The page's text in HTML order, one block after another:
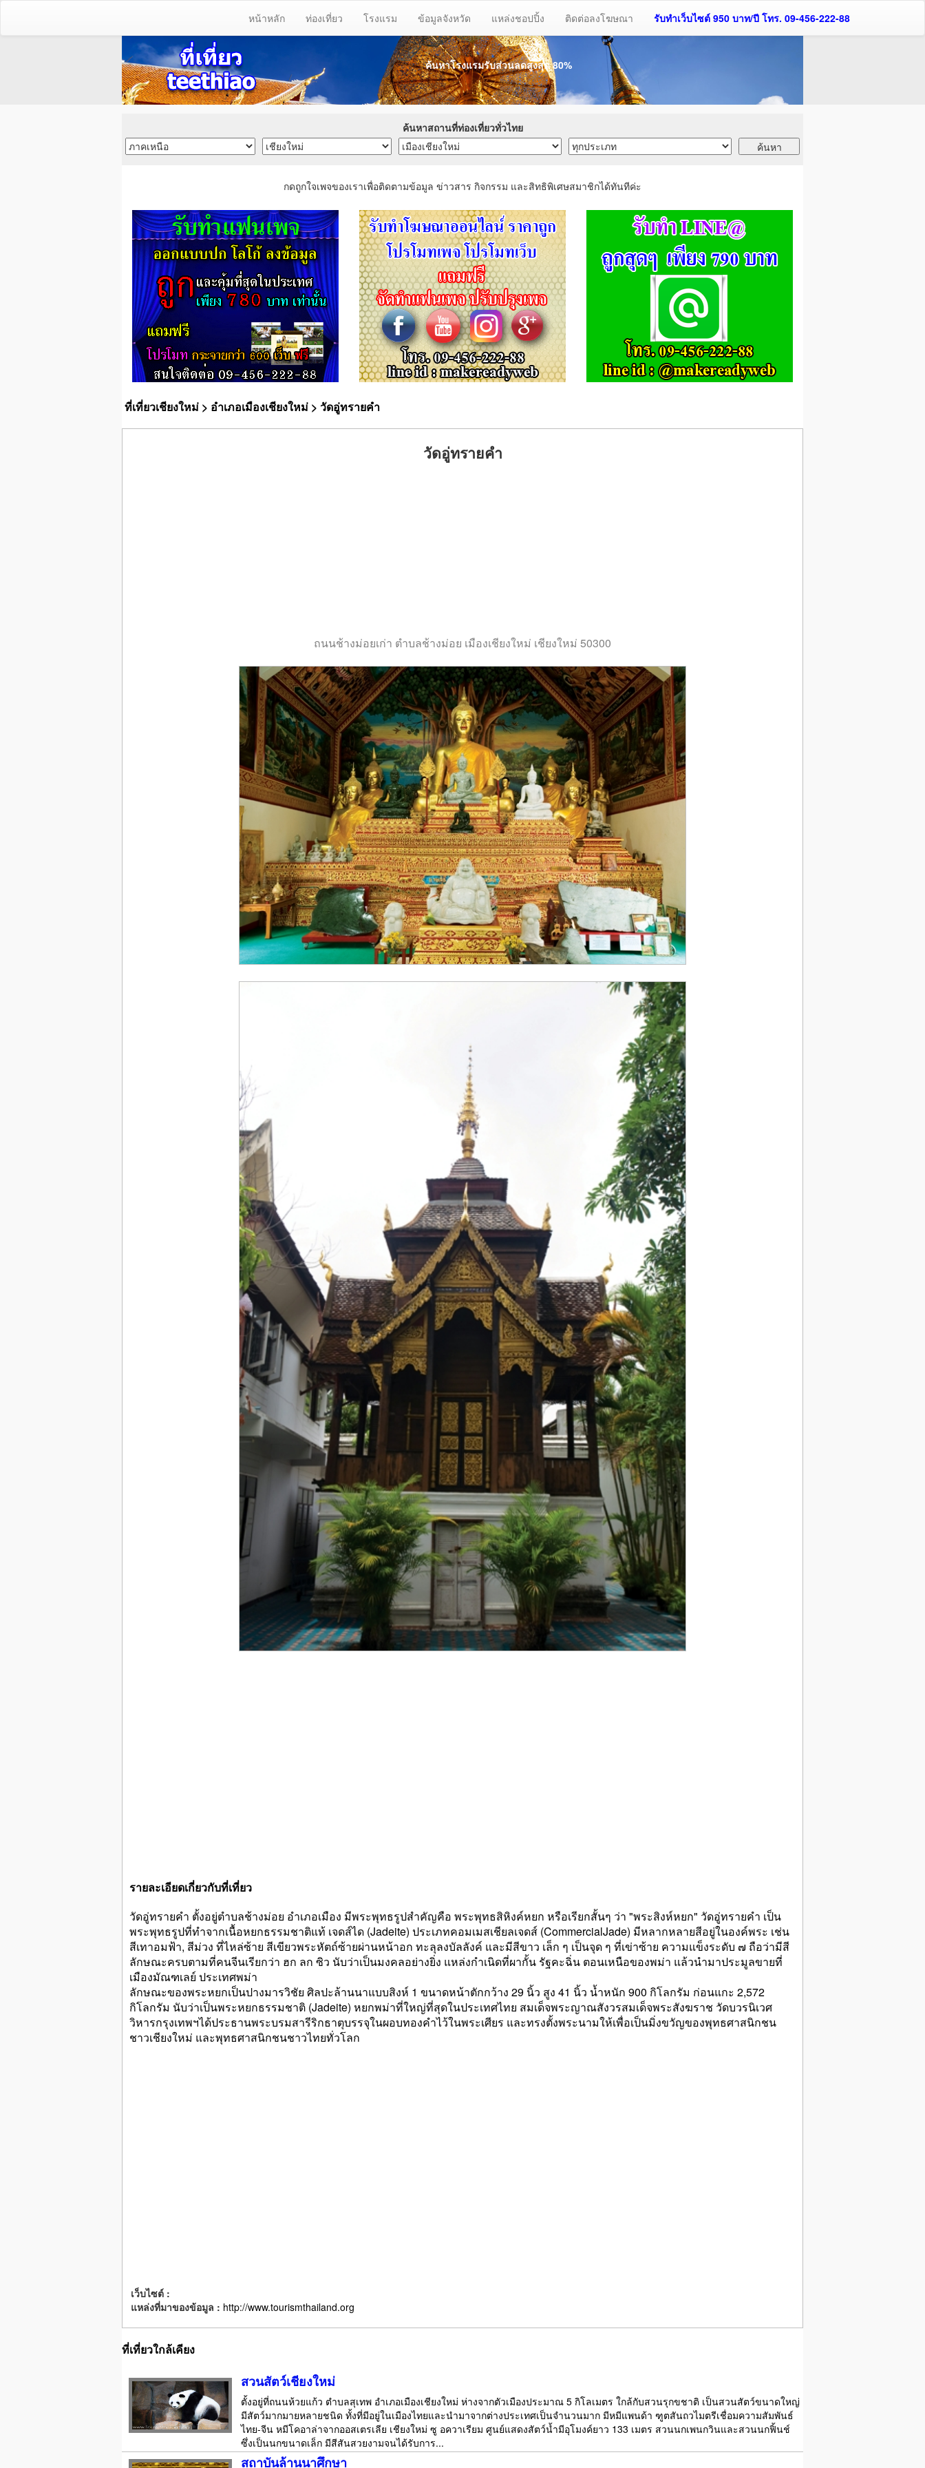
หน้าหลัก ท่องเที่ยว โรงแรม ข้อมูลจังหวัด แหล่งชอปปิ้ง ติดต่อลงโฆษณา รับทำเว็บไซต์ 950 บาท/ปี โทร. 09-456-222-88
ค้นหาโรงแรมรับส่วนลดสูงสุด 80%
ค้นหาสถานที่ท่องเที่ยวทั่วไทย
กดถูกใจเพจของเราเพื่อติดตามข้อมูล ข่าวสาร กิจกรรม และสิทธิพิเศษสมาชิกได้ทันทีค่ะ
ที่เที่ยวเชียงใหม่ > อำเภอเมืองเชียงใหม่ > วัดอู่ทรายคำ
วัดอู่ทรายคำ
ถนนช้างม่อยเก่า ตำบลช้างม่อย เมืองเชียงใหม่ เชียงใหม่ 50300
รายละเอียดเกี่ยวกับที่เที่ยว
วัดอู่ทรายคำ ตั้งอยู่ตำบลช้างม่อย อำเภอเมือง มีพระพุทธรูปสำคัญคือ พระพุทธสิหิงค์หยก หรือเรียกสั้นๆ ว่า "พระสิงห์หยก" วัดอู่ทรายคำ เป็น
พระพุทธรูปที่ทำจากเนื้อหยกธรรมชาติแท้ เจดส์ได (Jadeite) ประเภทคอมเมสเชียลเจดส์ (CommercialJade) มีหลากหลายสีอยู่ในองค์พระ เช่น
สีเทาอมฟ้า, สีม่วง ที่ไหล่ซ้าย สีเขียวพระหัตถ์ซ้ายผ่านหน้าอก ทะลุลงบัลลังค์ และมีสีขาว เล็ก ๆ เป็นจุด ๆ ที่เข่าซ้าย ความแข็งระดับ ๗ ถือว่ามีสี
ลักษณะครบตามที่คนจีนเรียกว่า ฮก ลก ซิว นับว่าเป็นมงคลอย่างยิ่ง แหล่งกำเนิดที่ผากั้น รัฐคะฉิ่น ตอนเหนือของพม่า แล้วนำมาประมูลขายที่
เมืองมัณฑเลย์ ประเทศพม่า
ลักษณะของพระหยกเป็นปางมารวิชัย ศิลปะล้านนาแบบสิงห์ 1 ขนาดหน้าตักกว้าง 29 นิ้ว สูง 41 นิ้ว น้ำหนัก 900 กิโลกรัม ก่อนแกะ 2,572
กิโลกรัม นับว่าเป็นพระหยกธรรมชาติ (Jadeite) หยกพม่าที่ใหญ่ที่สุดในประเทศไทย สมเด็จพระญาณสังวรสมเด็จพระสังฆราช วัดบวรนิเวศ
วิหารกรุงเทพฯได้ประธานพระบรมสารีริกธาตุบรรจุในผอบทองคำไว้ในพระเศียร และทรงตั้งพระนามให้เพื่อเป็นมิ่งขวัญของพุทธศาสนิกชน
ชาวเชียงใหม่ และพุทธศาสนิกชนชาวไทยทั่วโลก
เว็บไซต์ :
แหล่งที่มาของข้อมูล : http://www.tourismthailand.org
ที่เที่ยวใกล้เคียง
สวนสัตว์เชียงใหม่
ตั้งอยู่ที่ถนนห้วยแก้ว ตำบลสุเทพ อำเภอเมืองเชียงใหม่ ห่างจากตัวเมืองประมาณ 5 กิโลเมตร ใกล้กับสวนรุกขชาติ เป็นสวนสัตว์ขนาดใหญ่
มีสัตว์มากมายหลายชนิด ทั้งที่มีอยู่ในเมืองไทยและนำมาจากต่างประเทศเป็นจำนวนมาก มีหมีแพนด้า ฑูตสันถวไมตรีเชื่อมความสัมพันธ์
ไทย-จีน หมีโคอาล่าจากออสเตรเลีย เชียงใหม่ ซู อควาเรียม ศูนย์แสดงสัตว์น้ำมีอุโมงค์ยาว 133 เมตร สวนนกเพนกวินและสวนนกฟิ้นช์
ซึ่งเป็นนกขนาดเล็ก มีสีสันสวยงามจนได้รับการ...
สถาบันล้านนาศึกษา